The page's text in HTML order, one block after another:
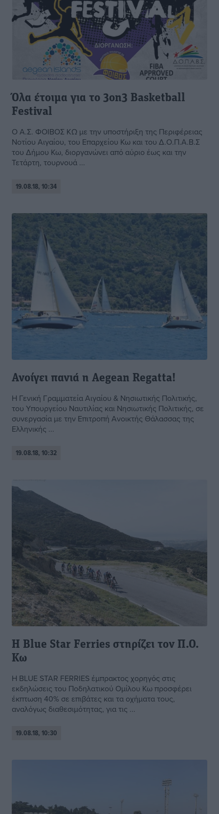
Όλα έτοιμα για το 3on3 Basketball
Festival
Ο Α.Σ. ΦΟΙΒΟΣ ΚΩ με την υποστήριξη της Περιφέρειας
Νοτίου Αιγαίου, του Επαρχείου Κω και του Δ.Ο.Π.Α.Β.Σ
του Δήμου Κω, διοργανώνει από αύριο έως και την
Τετάρτη, τουρνουά ...
19.08.18, 10:34
Ανοίγει πανιά η Aegean Regatta!
H Γενική Γραµµατεία Αιγαίου & Νησιωτικής Πολιτικής,
του Υπουργείου Ναυτιλίας και Νησιωτικής Πολιτικής, σε
συνεργασία µε την Επιτροπή Ανοικτής Θάλασσας της
Ελληνικής ...
19.08.18, 10:32
Η Blue Star Ferries στηρίζει τον Π.Ο.
Κω
H BLUE STAR FERRIES έμπρακτος χορηγός στις
εκδηλώσεις του Ποδηλατικού Ομίλου Κω προσφέρει
έκπτωση 40% σε επιβάτες και τα οχήματα τους,
αναλόγως διαθεσιμότητας, για τις ...
19.08.18, 10:30